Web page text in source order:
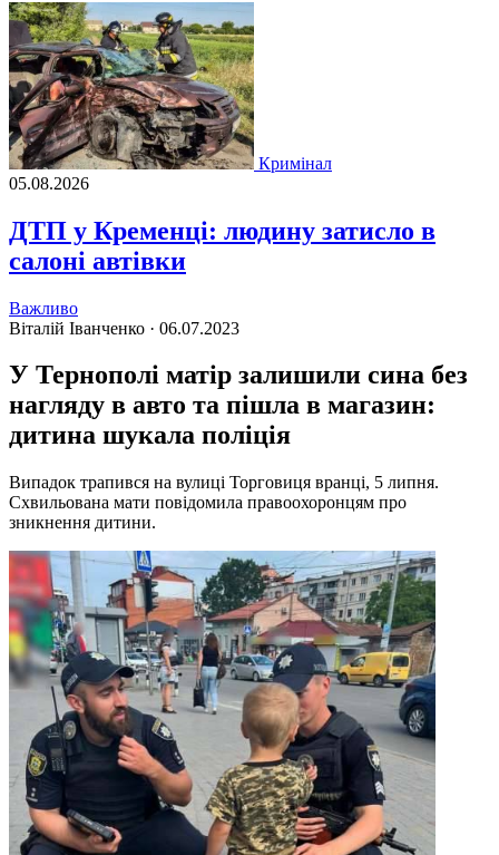
Кримінал
05.08.2026
ДТП у Кременці: людину затисло в
салоні автівки
Важливо
Віталій Іванченко · 06.07.2023
У Тернополі матір залишили сина без
нагляду в авто та пішла в магазин:
дитина шукала поліція
Випадок трапився на вулицi Торговиця вранцi, 5 липня.
Схвильована мати повiдомила правоохоронцям про
зникнення дитини.